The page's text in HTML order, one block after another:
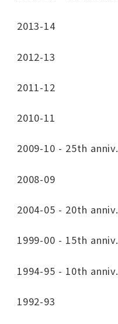
2013-14
2012-13
2011-12
2010-11
2009-10 - 25th anniv.
2008-09
2004-05 - 20th anniv.
1999-00 - 15th anniv.
1994-95 - 10th anniv.
1992-93